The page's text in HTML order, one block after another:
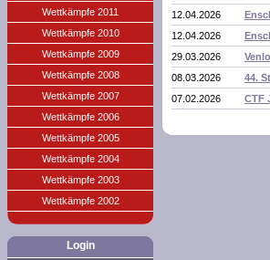
Wettkämpfe 2011
Wettkämpfe 2010
Wettkämpfe 2009
Wettkämpfe 2008
Wettkämpfe 2007
Wettkämpfe 2006
Wettkämpfe 2005
Wettkämpfe 2004
Wettkämpfe 2003
Wettkämpfe 2002
Login
12.04.2026
12.04.2026
29.03.2026
08.03.2026
44.
07.02.2026
CTF